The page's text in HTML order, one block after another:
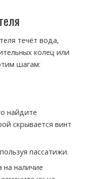
течёт вода,
колец или
шагам:
найдите
скрывается винт
пассатижи.
на наличие